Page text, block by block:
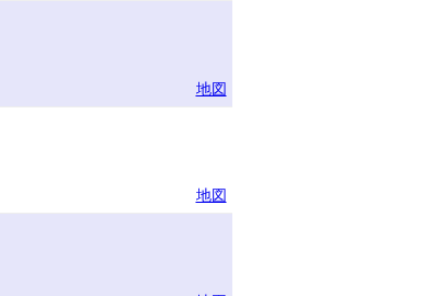
地図
地図